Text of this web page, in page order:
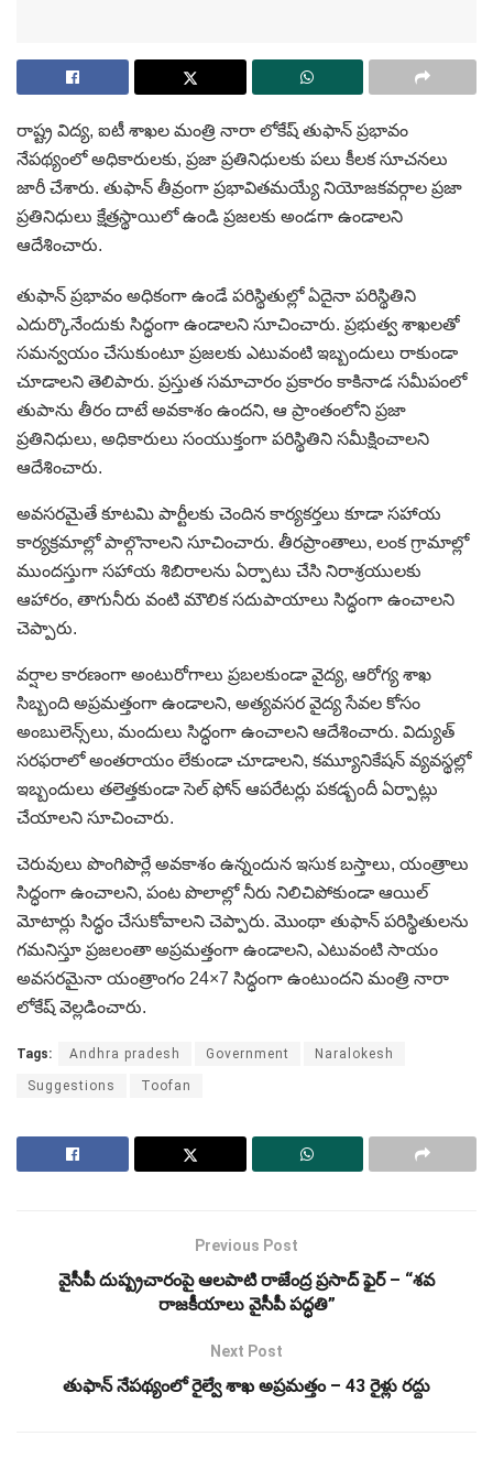
రాష్ట్ర విద్య, ఐటీ శాఖల మంత్రి నారా లోకేష్ తుఫాన్ ప్రభావం
నేపథ్యంలో అధికారులకు, ప్రజా ప్రతినిధులకు పలు కీలక సూచనలు
జారీ చేశారు. తుఫాన్ తీవ్రంగా ప్రభావితమయ్యే నియోజకవర్గాల ప్రజా
ప్రతినిధులు క్షేత్రస్థాయిలో ఉండి ప్రజలకు అండగా ఉండాలని
ఆదేశించారు.
తుఫాన్ ప్రభావం అధికంగా ఉండే పరిస్థితుల్లో ఏదైనా పరిస్థితిని
ఎదుర్కొనేందుకు సిద్ధంగా ఉండాలని సూచించారు. ప్రభుత్వ శాఖలతో
సమన్వయం చేసుకుంటూ ప్రజలకు ఎటువంటి ఇబ్బందులు రాకుండా
చూడాలని తెలిపారు. ప్రస్తుత సమాచారం ప్రకారం కాకినాడ సమీపంలో
తుపాను తీరం దాటే అవకాశం ఉందని, ఆ ప్రాంతంలోని ప్రజా
ప్రతినిధులు, అధికారులు సంయుక్తంగా పరిస్థితిని సమీక్షించాలని
ఆదేశించారు.
అవసరమైతే కూటమి పార్టీలకు చెందిన కార్యకర్తలు కూడా సహాయ
కార్యక్రమాల్లో పాల్గొనాలని సూచించారు. తీరప్రాంతాలు, లంక గ్రామాల్లో
ముందస్తుగా సహాయ శిబిరాలను ఏర్పాటు చేసి నిరాశ్రయులకు
ఆహారం, తాగునీరు వంటి మౌలిక సదుపాయాలు సిద్ధంగా ఉంచాలని
చెప్పారు.
వర్షాల కారణంగా అంటురోగాలు ప్రబలకుండా వైద్య, ఆరోగ్య శాఖ
సిబ్బంది అప్రమత్తంగా ఉండాలని, అత్యవసర వైద్య సేవల కోసం
అంబులెన్స్‌లు, మందులు సిద్ధంగా ఉంచాలని ఆదేశించారు. విద్యుత్
సరఫరాలో అంతరాయం లేకుండా చూడాలని, కమ్యూనికేషన్ వ్యవస్థల్లో
ఇబ్బందులు తలెత్తకుండా సెల్ ఫోన్ ఆపరేటర్లు పకడ్బందీ ఏర్పాట్లు
చేయాలని సూచించారు.
చెరువులు పొంగిపొర్లే అవకాశం ఉన్నందున ఇసుక బస్తాలు, యంత్రాలు
సిద్ధంగా ఉంచాలని, పంట పొలాల్లో నీరు నిలిచిపోకుండా ఆయిల్
మోటార్లు సిద్ధం చేసుకోవాలని చెప్పారు. మొంథా తుఫాన్ పరిస్థితులను
గమనిస్తూ ప్రజలంతా అప్రమత్తంగా ఉండాలని, ఎటువంటి సాయం
అవసరమైనా యంత్రాంగం 24×7 సిద్ధంగా ఉంటుందని మంత్రి నారా
లోకేష్ వెల్లడించారు.
Tags: Andhra pradesh Government Naralokesh
Suggestions Toofan
Previous Post
వైసీపీ దుష్ప్రచారంపై ఆలపాటి రాజేంద్ర ప్రసాద్ ఫైర్‌ – “శవ
రాజకీయాలు వైసీపీ పద్ధతి”
Next Post
తుఫాన్‌ నేపథ్యంలో రైల్వే శాఖ అప్రమత్తం – 43 రైళ్లు రద్దు